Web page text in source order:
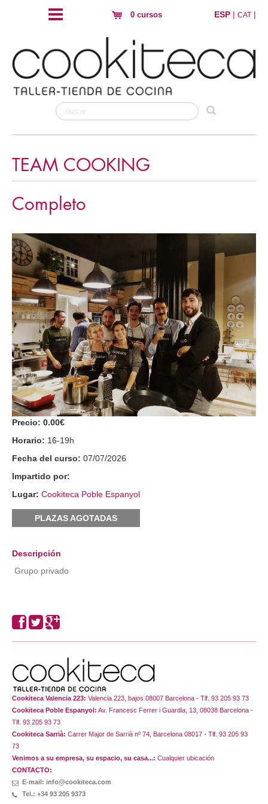
0 cursos ESP | CAT |
TEAM COOKING
Completo
Precio: 0.00€
Horario: 16-19h
Fecha del curso: 07/07/2026
Impartido por:
Lugar: Cookiteca Poble Espanyol
PLAZAS AGOTADAS
Descripción
Grupo privado
Cookiteca Valencia 223: Valencia 223, bajos 08007 Barcelona - Tlf. 93 205 93 73
Cookiteca Poble Espanyol: Av. Francesc Ferrer i Guardia, 13, 08038 Barcelona -
Tlf. 93 205 93 73
Cookiteca Sarrià: Carrer Major de Sarrià nº 74, Barcelona 08017 - Tlf. 93 205 93
73
Venimos a su empresa, su espacio, su casa...: Cualquier ubicación
CONTACTO:
E-mail: info@cookiteca.com
Tel.: +34 93 205 9373